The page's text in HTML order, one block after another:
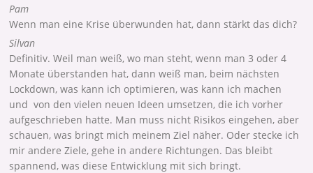
Pam
Wenn man eine Krise überwunden hat, dann stärkt das dich?
Silvan
Definitiv. Weil man weiß, wo man steht, wenn man 3 oder 4
Monate überstanden hat, dann weiß man, beim nächsten
Lockdown, was kann ich optimieren, was kann ich machen
und von den vielen neuen Ideen umsetzen, die ich vorher
aufgeschrieben hatte. Man muss nicht Risikos eingehen, aber
schauen, was bringt mich meinem Ziel näher. Oder stecke ich
mir andere Ziele, gehe in andere Richtungen. Das bleibt
spannend, was diese Entwicklung mit sich bringt.